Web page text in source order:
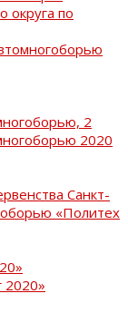
округа по
2
2020
Санкт-
«Политех
2020»